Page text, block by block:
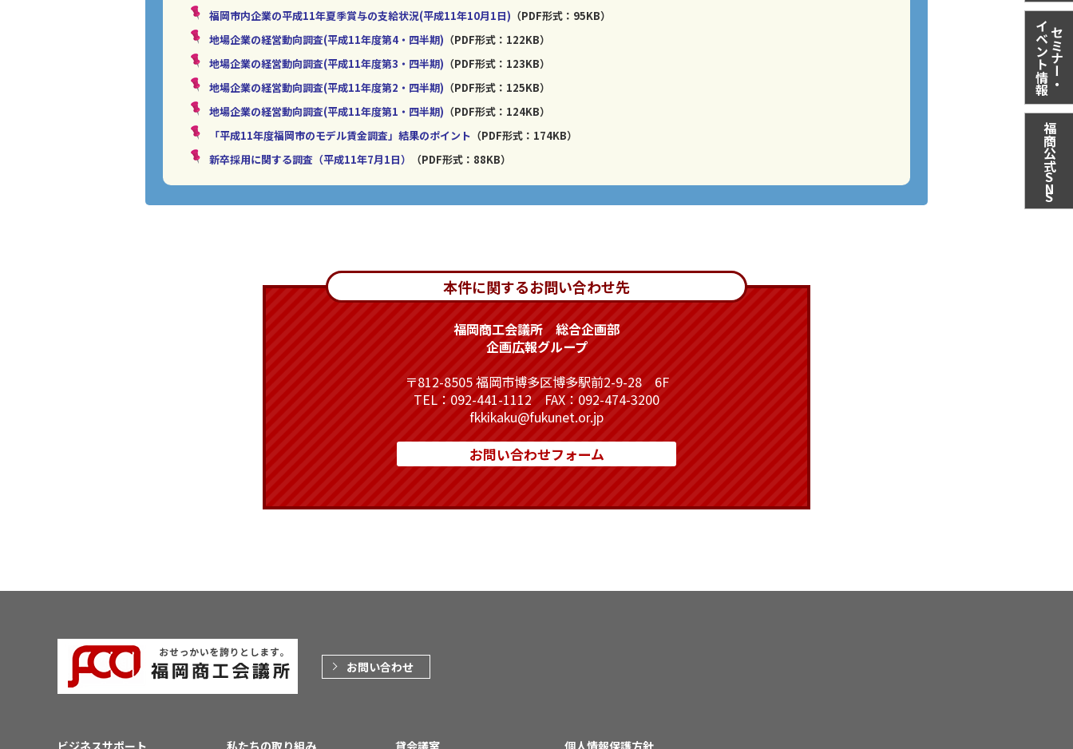
セミナー・
イベント情報
福商公式
S
N
S
福岡市内企業の平成11年夏季賞与の支給状況(平成11年10月1日) （PDF形式：95KB）
地場企業の経営動向調査(平成11年度第4・四半期) （PDF形式：122KB）
地場企業の経営動向調査(平成11年度第3・四半期) （PDF形式：123KB）
地場企業の経営動向調査(平成11年度第2・四半期) （PDF形式：125KB）
地場企業の経営動向調査(平成11年度第1・四半期) （PDF形式：124KB）
「平成11年度福岡市のモデル賃金調査」結果のポイント （PDF形式：174KB）
新卒採用に関する調査（平成11年7月1日）
（PDF形式：88KB）
本件に関するお問い合わせ先
福岡商工会議所 総合企画部
企画広報グループ
〒812-8505 福岡市博多区博多駅前2-9-28 6F
TEL：092-441-1112 FAX：092-474-3200
fkkikaku@fukunet.or.jp
お問い合わせフォーム
お問い合わせ
ビジネスサポート 私たちの取り組み 貸会議室 個人情報保護方針